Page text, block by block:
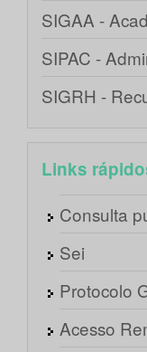
SIGAA -
SIPAC -
SIGRH -
Links
Consulta
Sei
Protocolo
Acesso